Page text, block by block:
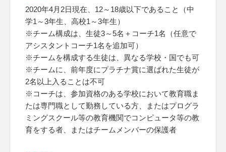
2020年4月2日現在、12～18歳以下であること（中
学1～3年生、高校1～3年生）
※チーム構成は、生徒3～5名＋コーチ1名（任意で
アシスタントコーチ1名を追加可）
※チームを構成する生徒は、異なる学校・国でも可
※チームに、前年度にプラチナ賞に選ばれた生徒が
2名以上入ることは不可
※コーチは、参加資格のある学校において教育職ま
たは専門職として勤務している方、またはプログラ
ミングスクール等の教育機関でコンピュータ等の教
育をする者、またはチームメンバーの保護者